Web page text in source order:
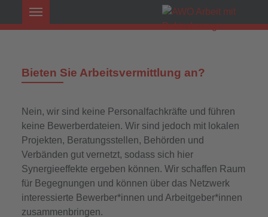
Bieten Sie Arbeitsvermittlung an?
Nein, wir sind keine Personalfachkräfte und führen
keine Bewerberdateien. Wir sind jedoch mit lokalen
Projekten, Beratungsstellen, Behörden und
Verbänden gut vernetzt, sodass sich hier
Synergieeffekte ergeben können. Wir schaffen Raum
für Begegnungen und können über das Netzwerk
interessierte Bewerber*innen und Arbeitgeber*innen
zusammenbringen.